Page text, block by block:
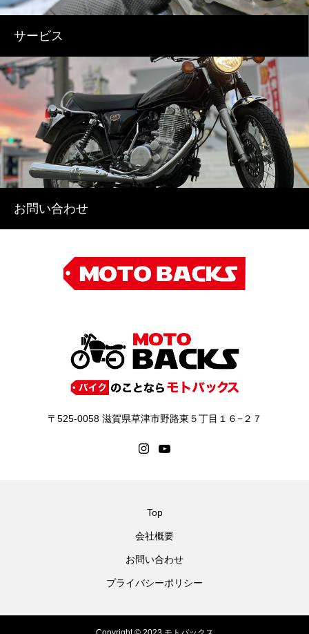
サービス
お問い合わせ
〒525-0058 滋賀県草津市野路東５丁目１６−２７
Top
会社概要
お問い合わせ
プライバシーポリシー